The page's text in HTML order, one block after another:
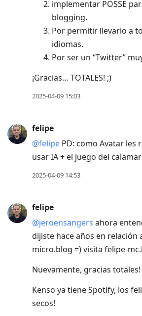
implementar POSSE
blogging.
Por permitir llevarlo a
idiomas.
Por ser un “Twitter”
¡Gracias… TOTALES! ;)
2025-04-09 15:03
felipe
@felipe PD: como Avatar les
usar IA + el juego del
2025-04-09 14:53
felipe
@jeroensangers ahora
dijiste hace años en relación
micro.blog =) visita felipe-
Nuevamente, gracias totales!
Kenso ya tiene Spotify, los
secos!